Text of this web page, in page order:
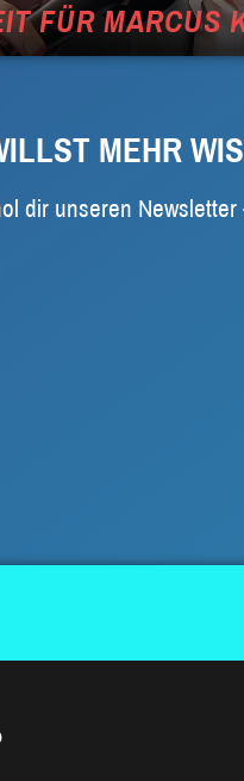
FÜR MARCUS
MEHR
dir unseren